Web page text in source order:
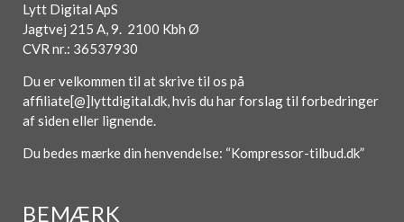
Lytt Digital ApS
Jagtvej 215 A, 9. 2100 Kbh Ø
CVR nr.: 36537930
Du er velkommen til at skrive til os på
affiliate[@]lyttdigital.dk, hvis du har forslag til forbedringer
af siden eller lignende.
Du bedes mærke din henvendelse: “Kompressor-tilbud.dk”
BEMÆRK